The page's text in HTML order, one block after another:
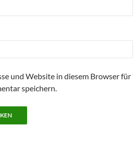
und Website in diesem Browser für
speichern.